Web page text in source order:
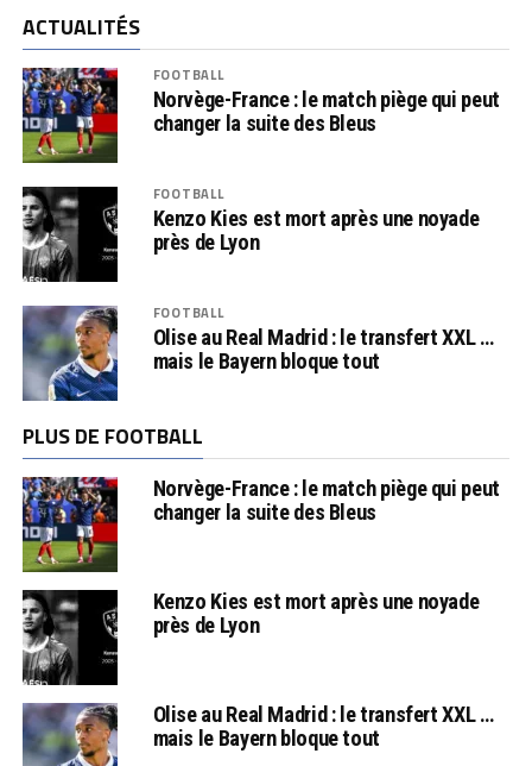
ACTUALITÉS
FOOTBALL
Norvège-France : le match piège qui peut
changer la suite des Bleus
FOOTBALL
Kenzo Kies est mort après une noyade
près de Lyon
FOOTBALL
Olise au Real Madrid : le transfert XXL …
mais le Bayern bloque tout
PLUS DE FOOTBALL
Norvège-France : le match piège qui peut
changer la suite des Bleus
Kenzo Kies est mort après une noyade
près de Lyon
Olise au Real Madrid : le transfert XXL …
mais le Bayern bloque tout